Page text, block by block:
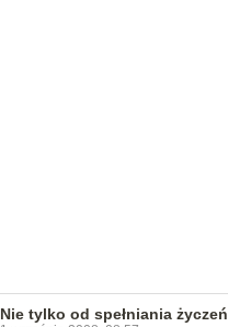
Nie tylko od spełniania życzeń